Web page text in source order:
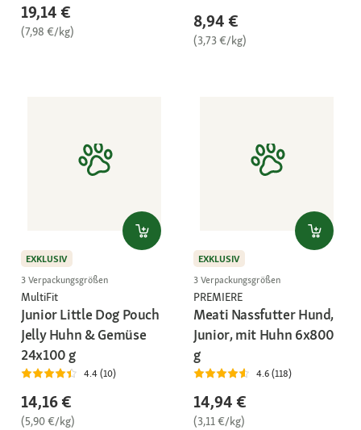
19,14 €
(7,98 €/kg)
8,94 €
(3,73 €/kg)
EXKLUSIV
3 Verpackungsgrößen
MultiFit
Junior Little Dog Pouch
Jelly Huhn & Gemüse
24x100 g
4.4 (10)
14,16 €
(5,90 €/kg)
EXKLUSIV
3 Verpackungsgrößen
PREMIERE
Meati Nassfutter Hund,
Junior, mit Huhn 6x800
g
4.6 (118)
14,94 €
(3,11 €/kg)